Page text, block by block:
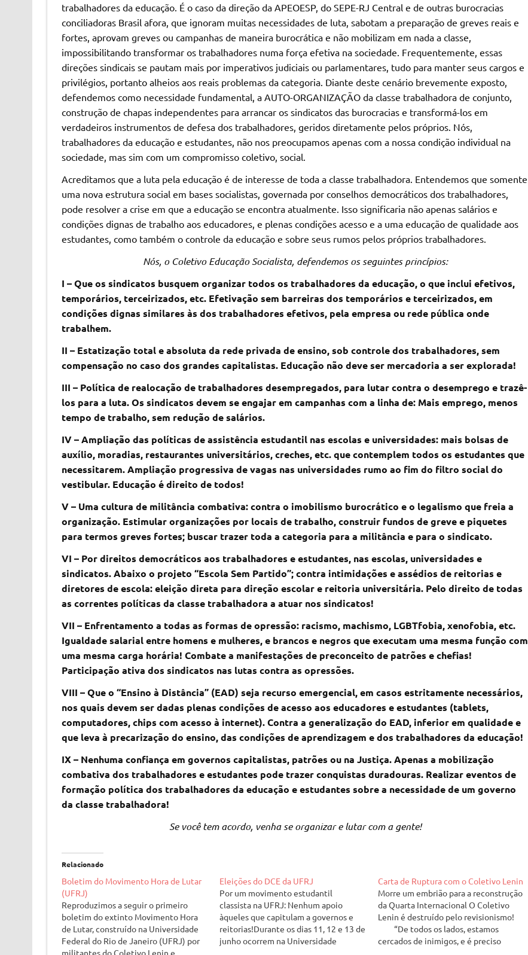
trabalhadores da educação. É o caso da direção da APEOESP, do SEPE-RJ Central e de outras burocracias
conciliadoras Brasil afora, que ignoram muitas necessidades de luta, sabotam a preparação de greves reais e
fortes, aprovam greves ou campanhas de maneira burocrática e não mobilizam em nada a classe,
impossibilitando transformar os trabalhadores numa força efetiva na sociedade. Frequentemente, essas
direções sindicais se pautam mais por imperativos judiciais ou parlamentares, tudo para manter seus cargos e
privilégios, portanto alheios aos reais problemas da categoria. Diante deste cenário brevemente exposto,
defendemos como necessidade fundamental, a AUTO-ORGANIZAÇÃO da classe trabalhadora de conjunto,
construção de chapas independentes para arrancar os sindicatos das burocracias e transformá-los em
verdadeiros instrumentos de defesa dos trabalhadores, geridos diretamente pelos próprios. Nós,
trabalhadores da educação e estudantes, não nos preocupamos apenas com a nossa condição individual na
sociedade, mas sim com um compromisso coletivo, social.
Acreditamos que a luta pela educação é de interesse de toda a classe trabalhadora. Entendemos que somente
uma nova estrutura social em bases socialistas, governada por conselhos democráticos dos trabalhadores,
pode resolver a crise em que a educação se encontra atualmente. Isso significaria não apenas salários e
condições dignas de trabalho aos educadores, e plenas condições acesso e a uma educação de qualidade aos
estudantes, como também o controle da educação e sobre seus rumos pelos próprios trabalhadores.
Nós, o Coletivo Educação Socialista, defendemos os seguintes princípios:
I – Que os sindicatos busquem organizar todos os trabalhadores da educação, o que inclui efetivos,
temporários, terceirizados, etc. Efetivação sem barreiras dos temporários e terceirizados, em
condições dignas similares às dos trabalhadores efetivos, pela empresa ou rede pública onde
trabalhem.
II – Estatização total e absoluta da rede privada de ensino, sob controle dos trabalhadores, sem
compensação no caso dos grandes capitalistas. Educação não deve ser mercadoria a ser explorada!
III – Política de realocação de trabalhadores desempregados, para lutar contra o desemprego e trazê-
los para a luta. Os sindicatos devem se engajar em campanhas com a linha de: Mais emprego, menos
tempo de trabalho, sem redução de salários.
IV – Ampliação das políticas de assistência estudantil nas escolas e universidades: mais bolsas de
auxílio, moradias, restaurantes universitários, creches, etc. que contemplem todos os estudantes que
necessitarem. Ampliação progressiva de vagas nas universidades rumo ao fim do filtro social do
vestibular. Educação é direito de todos!
V – Uma cultura de militância combativa: contra o imobilismo burocrático e o legalismo que freia a
organização. Estimular organizações por locais de trabalho, construir fundos de greve e piquetes
para termos greves fortes; buscar trazer toda a categoria para a militância e para o sindicato.
VI – Por direitos democráticos aos trabalhadores e estudantes, nas escolas, universidades e
sindicatos. Abaixo o projeto “Escola Sem Partido”; contra intimidações e assédios de reitorias e
diretores de escola: eleição direta para direção escolar e reitoria universitária. Pelo direito de todas
as correntes políticas da classe trabalhadora a atuar nos sindicatos!
VII – Enfrentamento a todas as formas de opressão: racismo, machismo, LGBTfobia, xenofobia, etc.
Igualdade salarial entre homens e mulheres, e brancos e negros que executam uma mesma função com
uma mesma carga horária! Combate a manifestações de preconceito de patrões e chefias!
Participação ativa dos sindicatos nas lutas contra as opressões.
VIII – Que o “Ensino à Distância” (EAD) seja recurso emergencial, em casos estritamente necessários,
nos quais devem ser dadas plenas condições de acesso aos educadores e estudantes (tablets,
computadores, chips com acesso à internet). Contra a generalização do EAD, inferior em qualidade e
que leva à precarização do ensino, das condições de aprendizagem e dos trabalhadores da educação!
IX – Nenhuma confiança em governos capitalistas, patrões ou na Justiça. Apenas a mobilização
combativa dos trabalhadores e estudantes pode trazer conquistas duradouras. Realizar eventos de
formação política dos trabalhadores da educação e estudantes sobre a necessidade de um governo
da classe trabalhadora!
Se você tem acordo, venha se organizar e lutar com a gente!
Relacionado
Boletim do Movimento Hora de Lutar
(UFRJ)
Reproduzimos a seguir o primeiro
boletim do extinto Movimento Hora
de Lutar, construído na Universidade
Federal do Rio de Janeiro (UFRJ) por
militantes do Coletivo Lenin e
Eleições do DCE da UFRJ
Por um movimento estudantil
classista na UFRJ: Nenhum apoio
àqueles que capitulam a governos e
reitorias!Durante os dias 11, 12 e 13 de
junho ocorrem na Universidade
Carta de Ruptura com o Coletivo Lenin
Morre um embrião para a reconstrução
da Quarta Internacional O Coletivo
Lenin é destruído pelo revisionismo!
“De todos os lados, estamos
cercados de inimigos, e é preciso